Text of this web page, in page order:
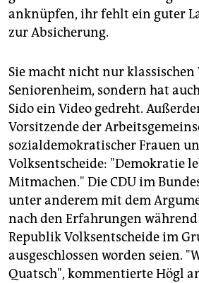
anknüpfen, ihr fehlt ein guter
zur Absicherung.
Sie macht nicht nur
Seniorenheim, sondern hat
Sido ein Video gedreht.
Vorsitzende der
sozialdemokratischer Frauen
Volksentscheide: "Demokratie
Mitmachen." Die CDU im
unter anderem mit dem
nach den Erfahrungen
Republik Volksentscheide im
ausgeschlossen worden seien.
Quatsch", kommentierte Högl